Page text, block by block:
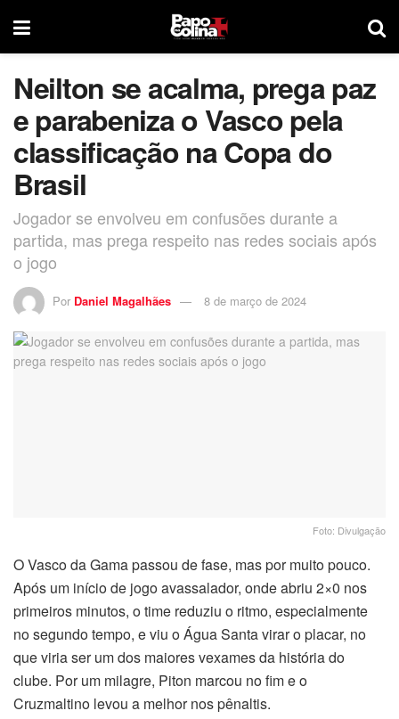
Neilton se acalma, prega paz
e parabeniza o Vasco pela
classificação na Copa do
Brasil
Jogador se envolveu em confusões durante a
partida, mas prega respeito nas redes sociais após
o jogo
Por Daniel Magalhães 8 de março de 2024
Foto: Divulgação
O Vasco da Gama passou de fase, mas por muito pouco.
Após um início de jogo avassalador, onde abriu 2×0 nos
primeiros minutos, o time reduziu o ritmo, especialmente
no segundo tempo, e viu o Água Santa virar o placar, no
que viria ser um dos maiores vexames da história do
clube. Por um milagre, Piton marcou no fim e o
Cruzmaltino levou a melhor nos pênaltis.